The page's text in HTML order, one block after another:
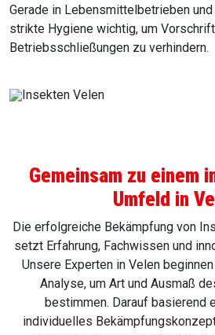
Gerade in Lebensmittelbetrieben
strikte Hygiene wichtig, um
Betriebsschließungen zu verhindern.
Gemeinsam zu einem
Umfeld in
Die erfolgreiche Bekämpfung von
setzt Erfahrung, Fachwissen und
Unsere Experten in Velen
Analyse, um Art und Ausmaß
bestimmen. Darauf basierend
individuelles